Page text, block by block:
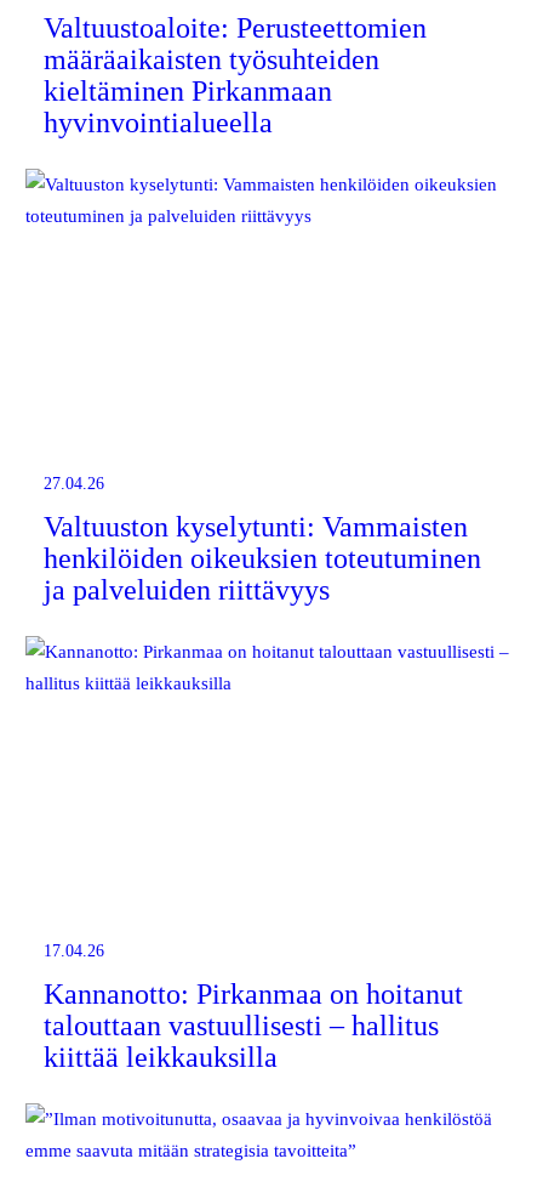
Valtuustoaloite: Perusteettomien
määräaikaisten työsuhteiden
kieltäminen Pirkanmaan
hyvinvointialueella
27.04.26
Valtuuston kyselytunti: Vammaisten
henkilöiden oikeuksien toteutuminen
ja palveluiden riittävyys
17.04.26
Kannanotto: Pirkanmaa on hoitanut
talouttaan vastuullisesti – hallitus
kiittää leikkauksilla